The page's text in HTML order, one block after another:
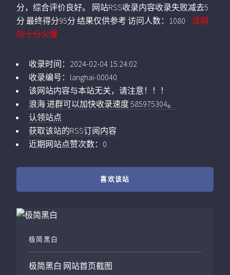
分，综合评价良好。 网站RSS收录内容收录失败减去5
分 最终得分95分 结果仅供参考 访问人数： 1080
该网
站十分火爆
收录时间： 2024-02-04 15:24:02
收录编号： langhai-00040
该网站内容与本站无关，请注意！！！
浪海 进群可以加快收录速度 585975304。
认领站点
获取该站的RSS订阅内容
近期网站点赞次数：0
喜欢该站
极简黑白
极简黑白 网站首页截图